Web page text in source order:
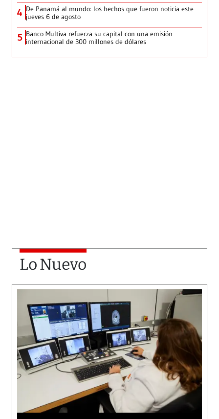
4 De Panamá al mundo: los hechos que fueron noticia este
jueves 6 de agosto
5 Banco Multiva refuerza su capital con una emisión
internacional de 300 millones de dólares
Lo Nuevo